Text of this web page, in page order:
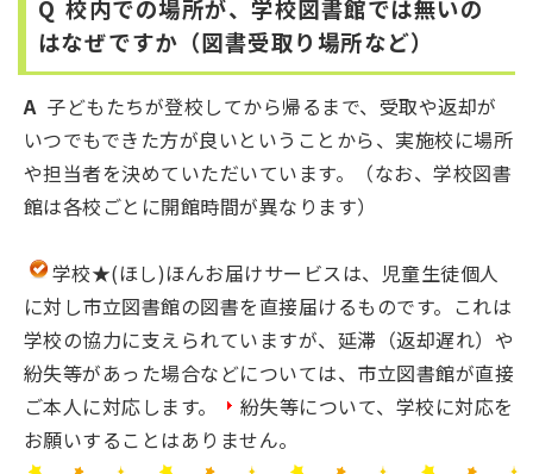
Q校内での場所が、学校図書館では無いの
はなぜですか（図書受取り場所など）
A 子どもたちが登校してから帰るまで、受取や返却が
いつでもできた方が良いということから、実施校に場所
や担当者を決めていただいています。（なお、学校図書
館は各校ごとに開館時間が異なります）
学校★(ほし)ほんお届けサービスは、児童生徒個人
に対し市立図書館の図書を直接届けるものです。これは
学校の協力に支えられていますが、延滞（返却遅れ）や
紛失等があった場合などについては、市立図書館が直接
ご本人に対応します。
紛失等について、学校に対応を
お願いすることはありません。